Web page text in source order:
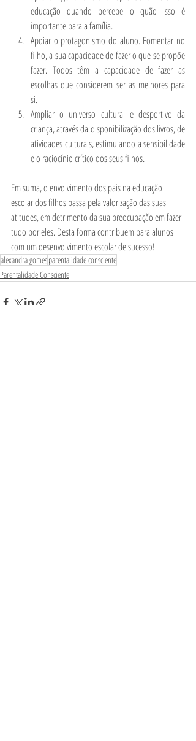
educação quando percebe o quão isso é
importante para a família.
Apoiar o protagonismo do aluno. Fomentar no
filho, a sua capacidade de fazer o que se propõe
fazer. Todos têm a capacidade de fazer as
escolhas que considerem ser as melhores para
si.
Ampliar o universo cultural e desportivo da
criança, através da disponibilização dos livros, de
atividades culturais, estimulando a sensibilidade
e o raciocínio crítico dos seus filhos.
Em suma, o envolvimento dos pais na educação
escolar dos filhos passa pela valorização das suas
atitudes, em detrimento da sua preocupação em fazer
tudo por eles. Desta forma contribuem para alunos
com um desenvolvimento escolar de sucesso!
alexandra gomesparentalidade consciente
Parentalidade Consciente